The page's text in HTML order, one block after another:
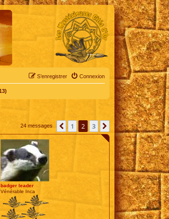
Connexion
S’enregistrer
24 messages Précédente
1 2 3 Suivante
badger leader
Vénérable Inca